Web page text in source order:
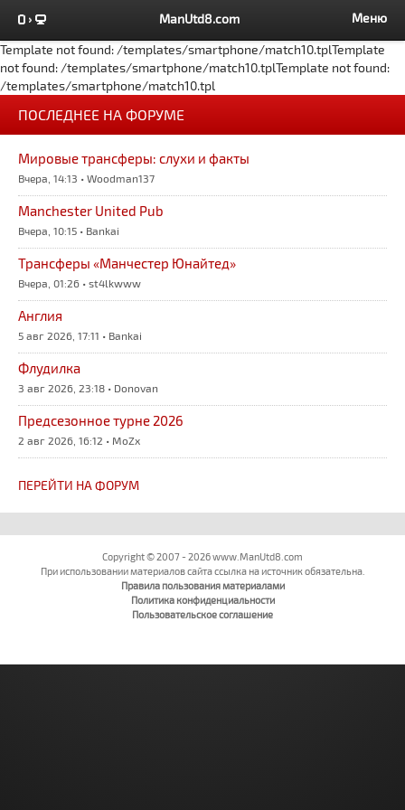
ManUtd8.com Меню
Template not found: /templates/smartphone/match10.tplTemplate
not found: /templates/smartphone/match10.tplTemplate not found:
/templates/smartphone/match10.tpl
ПОСЛЕДНЕЕ НА ФОРУМЕ
Мировые трансферы: слухи и факты
Вчера, 14:13 • Woodman137
Manchester United Pub
Вчера, 10:15 • Bankai
Трансферы «Манчестер Юнайтед»
Вчера, 01:26 • st4lkwww
Англия
5 авг 2026, 17:11 • Bankai
Флудилка
3 авг 2026, 23:18 • Donovan
Предсезонное турне 2026
2 авг 2026, 16:12 • MoZx
ПЕРЕЙТИ НА ФОРУМ
Copyright © 2007 - 2026 www.ManUtd8.com
При использовании материалов сайта ссылка на источник обязательна.
Правила пользования материалами
Политика конфиденциальности
Пользовательское соглашение